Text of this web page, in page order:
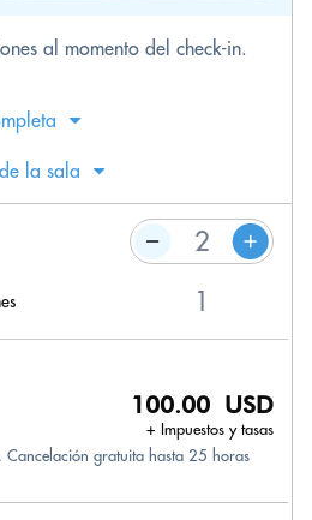
al momento del check-in.
la sala
100.00 USD
+ Impuestos y tasas
Cancelación gratuita hasta 25 horas